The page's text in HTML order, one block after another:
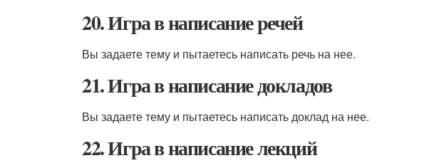
20. Игра в написание речей
Вы задаете тему и пытаетесь написать речь на нее.
21. Игра в написание докладов
Вы задаете тему и пытаетесь написать доклад на нее.
22. Игра в написание лекций